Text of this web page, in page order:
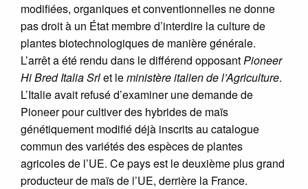
modifiées, organiques et conventionnelles ne donne
pas droit à un État membre d’interdire la culture de
plantes biotechnologiques de manière générale.
L’arrêt a été rendu dans le différend opposantPioneer
Hi Bred Italia Srlet leministère italien de l’Agriculture.
L’Italie avait refusé d’examiner une demande de
Pioneer pour cultiver des hybrides de maïs
génétiquement modifié déjà inscrits au catalogue
commun des variétés des espèces de plantes
agricoles de l’UE. Ce pays est le deuxième plus grand
producteur de maïs de l’UE, derrière la France.